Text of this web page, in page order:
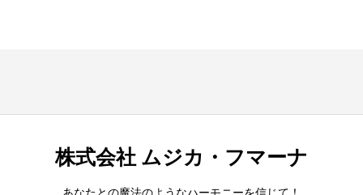
株式会社 ムジカ・フマーナ